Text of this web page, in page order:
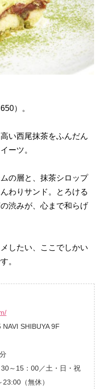
）。
い西尾抹茶をふんだん
ーツ。
の層と、抹茶シロップ
わりサンド。とろける
渋みが、心まで和らげ
したい、ここでしかい
。
SHIBUYA 9F
～15：00／土・日・祝
（無休）